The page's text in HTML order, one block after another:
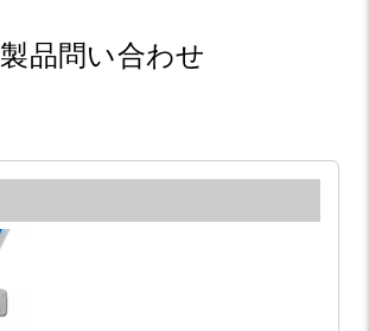
製品問い合わせ